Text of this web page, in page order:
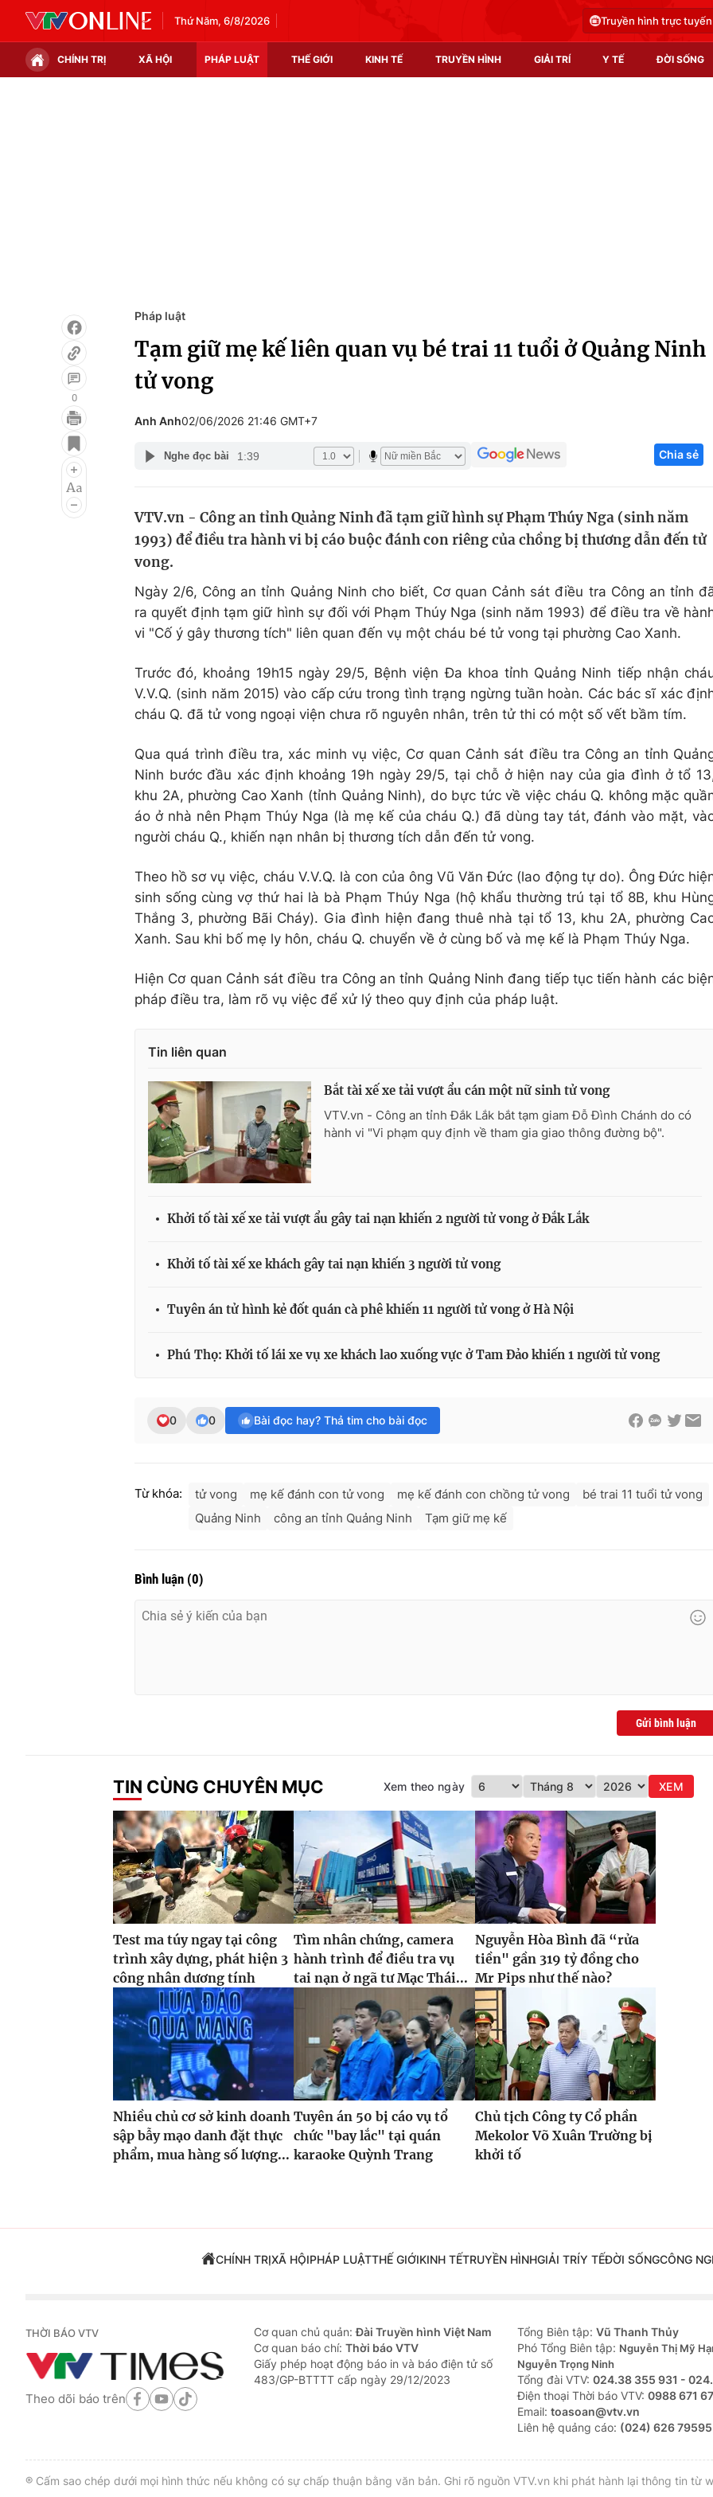
Thứ Năm, 6/8/2026 Truyền hình trực tuyến
CHÍNH TRỊ XÃ HỘI PHÁP LUẬT THẾ GIỚI KINH TẾ TRUYỀN HÌNH GIẢI TRÍ Y TẾ ĐỜI SỐNG
Infographic
Điện ảnh
Âm nhạc
Du lịch
Chất lượng cuộc sống
Tuyển sinh
Hitech Công
Thị trường
0
Pháp luật
Tạm giữ mẹ kế liên quan vụ bé trai 11 tuổi ở Quảng Ninh
tử vong
Anh Anh02/06/2026 21:46 GMT+7
Nghe đọc bài 1:39 Chia sẻ
VTV.vn - Công an tỉnh Quảng Ninh đã tạm giữ hình sự Phạm Thúy Nga (sinh năm
1993) để điều tra hành vi bị cáo buộc đánh con riêng của chồng bị thương dẫn đến tử
vong.
Ngày 2/6, Công an tỉnh Quảng Ninh cho biết, Cơ quan Cảnh sát điều tra Công an tỉnh
ra quyết định tạm giữ hình sự đối với Phạm Thúy Nga (sinh năm 1993) để điều tra về
vi "Cố ý gây thương tích" liên quan đến vụ một cháu bé tử vong tại phường Cao Xanh.
Trước đó, khoảng 19h15 ngày 29/5, Bệnh viện Đa khoa tỉnh Quảng Ninh tiếp nhận
V.V.Q. (sinh năm 2015) vào cấp cứu trong tình trạng ngừng tuần hoàn. Các bác sĩ xác
cháu Q. đã tử vong ngoại viện chưa rõ nguyên nhân, trên tử thi có một số vết bầm tím.
Qua quá trình điều tra, xác minh vụ việc, Cơ quan Cảnh sát điều tra Công an tỉnh
Ninh bước đầu xác định khoảng 19h ngày 29/5, tại chỗ ở hiện nay của gia đình ở tổ
khu 2A, phường Cao Xanh (tỉnh Quảng Ninh), do bực tức về việc cháu Q. không mặc
áo ở nhà nên Phạm Thúy Nga (là mẹ kế của cháu Q.) đã dùng tay tát, đánh vào mặt,
người cháu Q., khiến nạn nhân bị thương tích dẫn đến tử vong.
Theo hồ sơ vụ việc, cháu V.V.Q. là con của ông Vũ Văn Đức (lao động tự do). Ông Đức
sinh sống cùng vợ thứ hai là bà Phạm Thúy Nga (hộ khẩu thường trú tại tổ 8B, khu
Thắng 3, phường Bãi Cháy). Gia đình hiện đang thuê nhà tại tổ 13, khu 2A, phường
Xanh. Sau khi bố mẹ ly hôn, cháu Q. chuyển về ở cùng bố và mẹ kế là Phạm Thúy Nga.
Hiện Cơ quan Cảnh sát điều tra Công an tỉnh Quảng Ninh đang tiếp tục tiến hành các
pháp điều tra, làm rõ vụ việc để xử lý theo quy định của pháp luật.
Tin liên quan
Bắt tài xế xe tải vượt ẩu cán một nữ sinh tử vong
VTV.vn - Công an tỉnh Đắk Lắk bắt tạm giam Đỗ Đình Chánh do có
hành vi "Vi phạm quy định về tham gia giao thông đường bộ".
Khởi tố tài xế xe tải vượt ẩu gây tai nạn khiến 2 người tử vong ở Đắk Lắk
Khởi tố tài xế xe khách gây tai nạn khiến 3 người tử vong
Tuyên án tử hình kẻ đốt quán cà phê khiến 11 người tử vong ở Hà Nội
Phú Thọ: Khởi tố lái xe vụ xe khách lao xuống vực ở Tam Đảo khiến 1 người tử vong
0 0 Bài đọc hay? Thả tim cho bài đọc
Từ khóa: tử vong mẹ kế đánh con tử vong mẹ kế đánh con chồng tử vong
bé trai 11 tuổi tử vong
Quảng Ninh
công an tỉnh Quảng Ninh Tạm giữ mẹ kế
Bình luận (0)
Gửi bình luận
TIN CÙNG CHUYÊN MỤC Xem theo ngày XEM
Test ma túy ngay tại công
trình xây dựng, phát hiện 3
công nhân dương tính
Tìm nhân chứng, camera
hành trình để điều tra vụ
tai nạn ở ngã tư Mạc Thái...
Nguyễn Hòa Bình đã “rửa
tiền" gần 319 tỷ đồng cho
Mr Pips như thế nào?
Nhiều chủ cơ sở kinh doanh
sập bẫy mạo danh đặt thực
phẩm, mua hàng số lượng...
Tuyên án 50 bị cáo vụ tổ
chức "bay lắc" tại quán
karaoke Quỳnh Trang
Chủ tịch Công ty Cổ phần
Mekolor Võ Xuân Trường bị
khởi tố
CHÍNH TRỊXÃ HỘIPHÁP LUẬTTHẾ GIỚIKINH TẾTRUYỀN HÌNHGIẢI TRÍY TẾĐỜI SỐNGCÔNG
THỜI BÁO VTV
Theo dõi báo trên
Cơ quan chủ quản:Đài Truyền hình Việt Nam
Cơ quan báo chí: Thời báo VTV
Giấy phép hoạt động báo in và báo điện tử số
483/GP-BTTTT cấp ngày 29/12/2023
Tổng Biên tập: Vũ Thanh Thủy
Phó Tổng Biên tập: Nguyễn Thị Mỹ
Nguyễn Trọng Ninh
Tổng đài VTV: 024.38 355 931 -
Ðiện thoại Thời báo VTV: 0988 671
Email: toasoan@vtv.vn
Liên hệ quảng cáo: (024) 626 79595
® Cấm sao chép dưới mọi hình thức nếu không có sự chấp thuận bằng văn bản. Ghi rõ nguồn VTV.vn khi phát hành lại thông tin từ